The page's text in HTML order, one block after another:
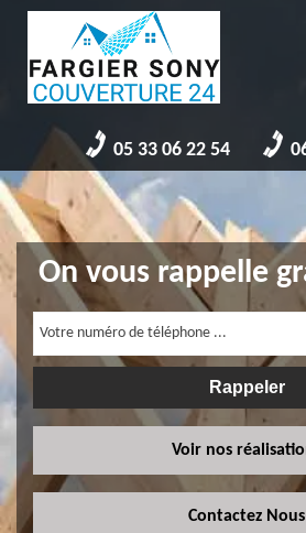
05 33 06 22 54
On vous rappelle
Voir nos
Contactez Nous